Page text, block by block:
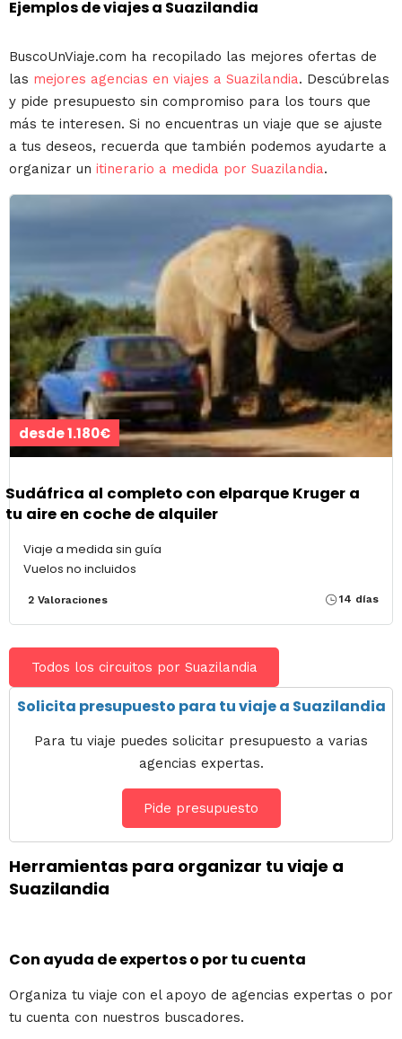
Ejemplos de viajes a Suazilandia
BuscoUnViaje.com ha recopilado las mejores ofertas de
las mejores agencias en viajes a Suazilandia. Descúbrelas
y pide presupuesto sin compromiso para los tours que
más te interesen. Si no encuentras un viaje que se ajuste
a tus deseos, recuerda que también podemos ayudarte a
organizar un itinerario a medida por Suazilandia.
desde 1.180€
Sudáfrica al completo con elparque Kruger a
tu aire en coche de alquiler
Viaje a medida sin guía
Vuelos no incluidos
2 Valoraciones 14 días
Todos los circuitos por Suazilandia
Solicita presupuesto para tu viaje a Suazilandia
Para tu viaje puedes solicitar presupuesto a varias
agencias expertas.
Pide presupuesto
Herramientas para organizar tu viaje a
Suazilandia
Con ayuda de expertos o por tu cuenta
Organiza tu viaje con el apoyo de agencias expertas o por
tu cuenta con nuestros buscadores.